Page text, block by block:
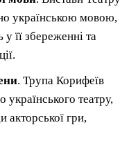
українською мовою,
її збереженні та
. Трупа Корифеїв
українського театру,
акторської гри,